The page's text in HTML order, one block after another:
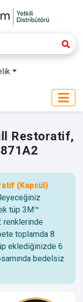
Restoratif,
(Kapsül)
tüp 3M™
renklerinde
toplamda 8
eklediğinizde 6
bedelsiz